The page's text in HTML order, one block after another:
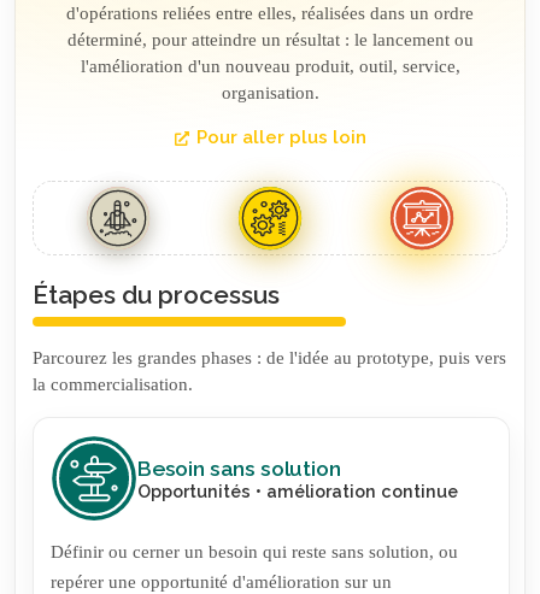
d'opérations reliées entre elles, réalisées dans un ordre
déterminé, pour atteindre un résultat : le lancement ou
l'amélioration d'un nouveau produit, outil, service,
organisation.
Pour aller plus loin
Étapes du processus
Parcourez les grandes phases : de l'idée au prototype, puis vers
la commercialisation.
Besoin sans solution
Opportunités • amélioration continue
Définir ou cerner un besoin qui reste sans solution, ou
repérer une opportunité d'amélioration sur un